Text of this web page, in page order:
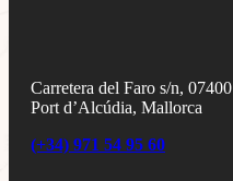
Carretera del Faro s/n, 07400
Port d’Alcúdia, Mallorca
(+34) 971 54 95 60